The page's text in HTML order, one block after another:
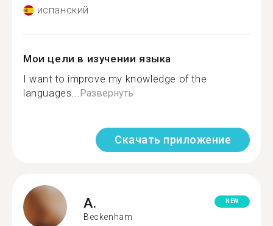
испанский
Мои цели в изучении языка
I want to improve my knowledge of the
languages...Развернуть
Скачать приложение
A.
Beckenham
NEW